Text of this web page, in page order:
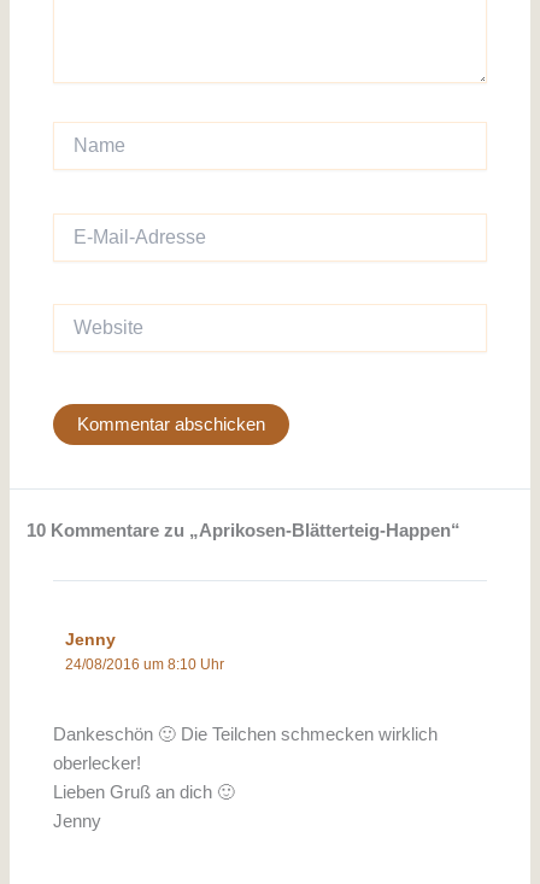
Mail-
10 Kommentare zu „Aprikosen-Blätterteig-Happen“
Jenny
24/08/2016 um 8:10 Uhr
Dankeschön 🙂 Die Teilchen schmecken wirklich
oberlecker!
Lieben Gruß an dich 🙂
Jenny